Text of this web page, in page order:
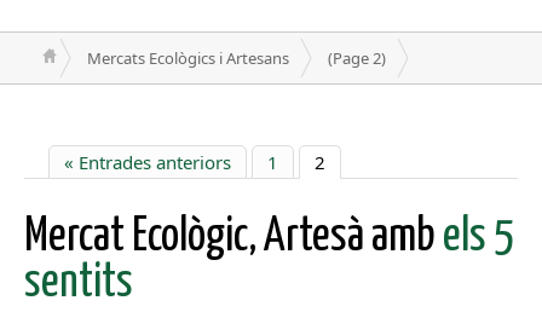
Mercats Ecològics i Artesans (Page 2)
« Entrades anteriors 1 2
Mercat Ecològic, Artesà amb els 5
sentits